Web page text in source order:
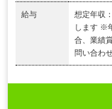
給与
想定年収
します ※
合、業績
問い合わ